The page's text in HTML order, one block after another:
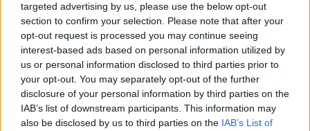
targeted advertising by us, please use the below opt-out
section to confirm your selection. Please note that after your
opt-out request is processed you may continue seeing
interest-based ads based on personal information utilized by
us or personal information disclosed to third parties prior to
your opt-out. You may separately opt-out of the further
disclosure of your personal information by third parties on the
IAB’s list of downstream participants. This information may
also be disclosed by us to third parties on the IAB’s List of
2000 /2000
Υποβολή σχολίου
Όροι Χρήσης. Το site προστατεύεται από reCAPTCHA, ισχύουν
Πολιτική Απορρήτου&Όροι Χρήσης της Google.
Ελλάδα
ΧΑΛΑΝΔΡΙ